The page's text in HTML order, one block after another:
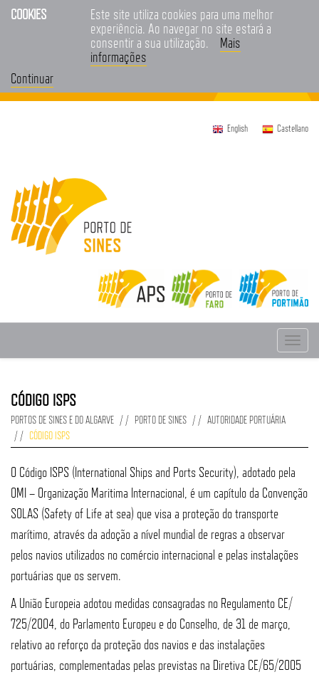
COOKIES
Este site utiliza cookies para uma melhor
experiência. Ao navegar no site estará a
consentir a sua utilização. Mais
informações
Continuar
English Castellano
Toggle
CÓDIGO ISPS
PORTOS DE SINES E DO ALGARVE PORTO DE SINES
AUTORIDADE PORTUÁRIA
CÓDIGO ISPS
O Código ISPS (International Ships and Ports Security), adotado pela
OMI – Organização Maritima Internacional, é um capítulo da Convenção
SOLAS (Safety of Life at sea) que visa a proteção do transporte
marítimo, através da adoção a nível mundial de regras a observar
pelos navios utilizados no comércio internacional e pelas instalações
portuárias que os servem.
A União Europeia adotou medidas consagradas no Regulamento CE/
725/2004, do Parlamento Europeu e do Conselho, de 31 de março,
relativo ao reforço da proteção dos navios e das instalações
portuárias, complementadas pelas previstas na Diretiva CE/65/2005